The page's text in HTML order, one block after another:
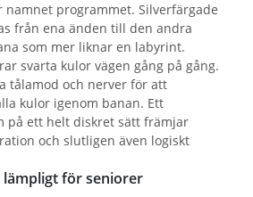
namnet programmet. Silverfärgade
från ena änden till den andra
som mer liknar en labyrint.
svarta kulor vägen gång på gång.
tålamod och nerver för att
kulor igenom banan. Ett
på ett helt diskret sätt främjar
och slutligen även logiskt
lämpligt för seniorer